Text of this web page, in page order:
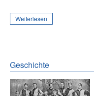
Weiterlesen
Geschichte